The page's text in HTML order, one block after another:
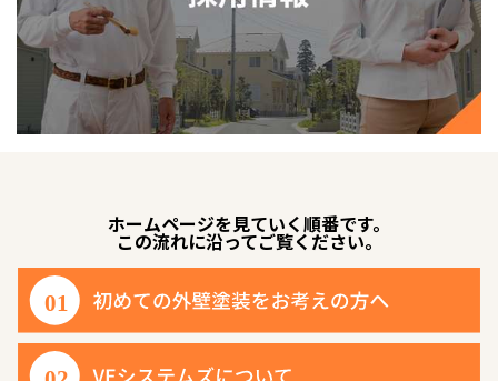
ホームページを見ていく順番です。
この流れに沿ってご覧ください。